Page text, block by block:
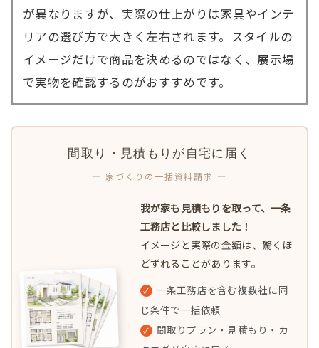
が異なりますが、実際の仕上がりは家具やインテ
リアの選び方で大きく左右されます。スタイルの
イメージだけで商品を決めるのではなく、展示場
で実物を確認するのがおすすめです。
間取り・見積もりが自宅に届く
— 家づくりの一括資料請求 —
我が家も見積もりを取って、一条
工務店と比較しました！
イメージと実際の金額は、驚くほ
どずれることがあります。
✓
一条工務店を含む複数社に同
じ条件で一括依頼
✓
間取りプラン・見積もり・カ